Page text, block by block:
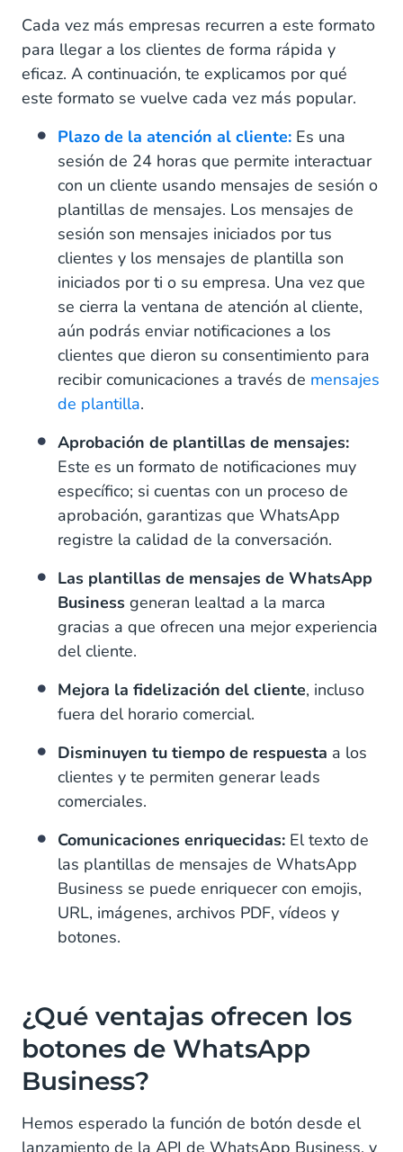
Cada vez más empresas recurren a este formato
para llegar a los clientes de forma rápida y
eficaz. A continuación, te explicamos por qué
este formato se vuelve cada vez más popular.
Plazo de la atención al cliente: Es una
sesión de 24 horas que permite interactuar
con un cliente usando mensajes de sesión o
plantillas de mensajes. Los mensajes de
sesión son mensajes iniciados por tus
clientes y los mensajes de plantilla son
iniciados por ti o su empresa. Una vez que
se cierra la ventana de atención al cliente,
aún podrás enviar notificaciones a los
clientes que dieron su consentimiento para
recibir comunicaciones a través de mensajes
de plantilla.
Aprobación de plantillas de mensajes:
Este es un formato de notificaciones muy
específico; si cuentas con un proceso de
aprobación, garantizas que WhatsApp
registre la calidad de la conversación.
Las plantillas de mensajes de WhatsApp
Business generan lealtad a la marca
gracias a que ofrecen una mejor experiencia
del cliente.
Mejora la fidelización del cliente, incluso
fuera del horario comercial.
Disminuyen tu tiempo de respuesta a los
clientes y te permiten generar leads
comerciales.
Comunicaciones enriquecidas: El texto de
las plantillas de mensajes de WhatsApp
Business se puede enriquecer con emojis,
URL, imágenes, archivos PDF, vídeos y
botones.
¿Qué ventajas ofrecen los
botones de WhatsApp
Business?
Hemos esperado la función de botón desde el
lanzamiento de la API de WhatsApp Business, y